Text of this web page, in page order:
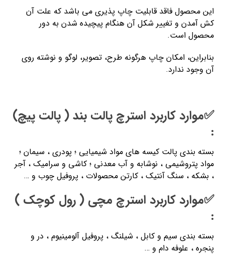
این محصول فاقد قابلیت چاپ پذیری می باشد که علت آن
کش آمدن و تغییر شکل آن هنگام پیچیده شدن به دور
محصول است.
بنابراین، امکان چاپ هرگونه طرح، تصویر، لوگو و نوشته روی
آن وجود ندارد.
✅موارد کاربرد استرچ پالت بند ( پالت پیچ)
:
بسته بندی پالت کیسه های مواد شیمیایی ؛ پودری ، سیمان ؛
مواد پتروشیمی ، نوشابه و آب معدنی ؛ کاشی و سرامیک ، آجر
، بشکه ، سنگ آنتیک ، کارتن محصولات ، پروفیل چوب و …
✅موارد کاربرد استرچ مچی ( رول کوچک )
:
بسته بندی سیم و کابل ، شیلنگ ، پروفیل آلومینیوم ، در و
پنجره ، علوفه دام و …